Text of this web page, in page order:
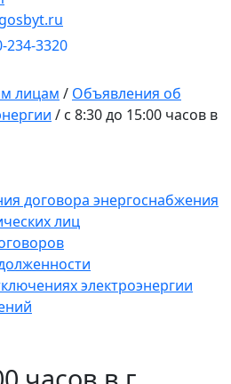
234-3320
лицам / Объявления об
/ с 8:30 до 15:00 часов в
договора энергоснабжения
лиц
электроэнергии